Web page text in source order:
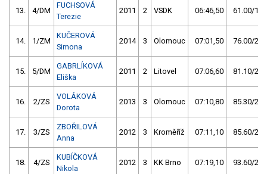
13. 4/DM
FUCHSOVÁ
Terezie
2011 2 VSDK 06:46,50 61.00/
14. 1/ZM
KUČEROVÁ
Simona
2014 3 Olomouc 07:01,50 76.00/
15. 5/DM
GABRLÍKOVÁ
Eliška
2011 2 Litovel 07:06,60 81.10/
16. 2/ZS
VOLÁKOVÁ
Dorota
2013 3 Olomouc 07:10,80 85.30/
17. 3/ZS
ZBOŘILOVÁ
Anna
2012 3 Kroměříž 07:11,10 85.60/
18. 4/ZS
KUBÍČKOVÁ
Nikola
2012 3 KK Brno 07:19,10 93.60/